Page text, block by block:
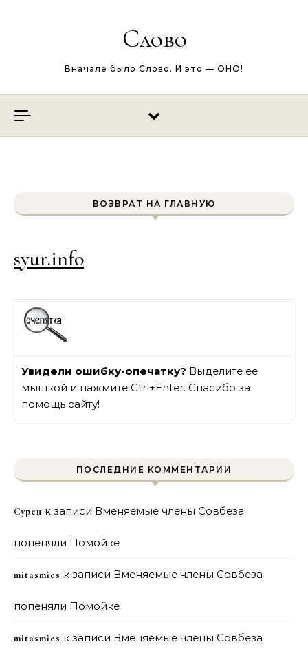
Слово
Вначале было Слово. И это — ОНО!
ВОЗВРАТ НА ГЛАВНУЮ
syur.info
Увидели ошибку-опечатку? Выделите ее
мышкой и нажмите Ctrl+Enter. Спасибо за
помощь сайту!
ПОСЛЕДНИЕ КОММЕНТАРИИ
Сурен к записи Вменяемые члены Совбеза
попеняли Помойке
mitasmies к записи Вменяемые члены Совбеза
попеняли Помойке
mitasmies к записи Вменяемые члены Совбеза